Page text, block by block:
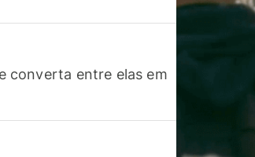
converta entre elas em